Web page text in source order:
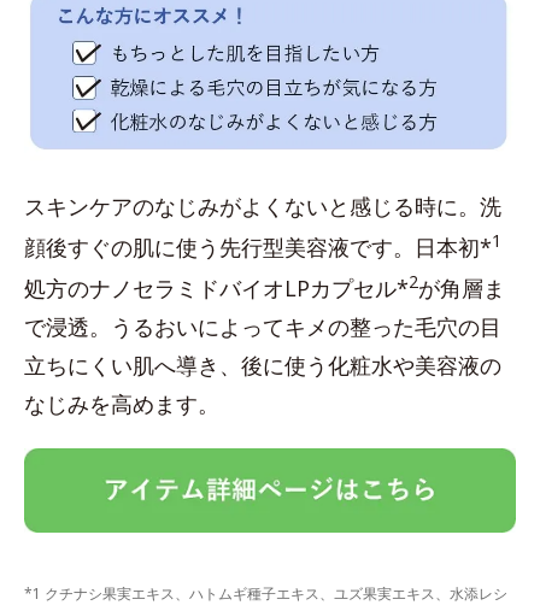
スキンケアのなじみがよくないと感じる時に。洗
顔後すぐの肌に使う先行型美容液です。日本初*1
処方のナノセラミドバイオLPカプセル*2が角層ま
で浸透。うるおいによってキメの整った毛穴の目
立ちにくい肌へ導き、後に使う化粧水や美容液の
なじみを高めます。
*1 クチナシ果実エキス、ハトムギ種子エキス、ユズ果実エキス、水添レシ